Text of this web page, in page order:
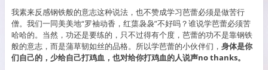
我素来反感钢铁般的意志这种说法，也不赞成学习芭蕾必须是做苦行
僧。我们一同美美地“罗袖动香，红蕖袅袅”不好吗？谁说学芭蕾必须苦
哈哈的。当然，功还是要练的，只不过得有个度，芭蕾的功不是靠钢铁
般的意志，而是蒲草韧如丝的品格。所以学芭蕾的小伙伴们， 身体是你
们自己的，少给自己打鸡血，也对给你打鸡血的人说声no thanks。